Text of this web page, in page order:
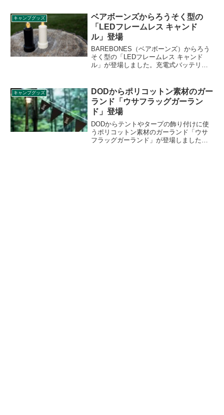
に登場します。各々の商品の詳細をレビ
ューします。
キャンプグッズ
ベアボーンズからろうそく型の
「LEDフレームレス キャンド
ル」登場
BAREBONES（ベアボーンズ）からろう
そく型の「LEDフレームレス キャンド
ル」が登場しました。充電式バッテリー
載しており、湾曲したLEDロープでろう
そくの灯りを再現できます。詳細をレビ
ューします。
キャンプグッズ
DODからポリコットン素材のガー
ランド「ウサフラッグガーラン
ド」登場
DODからテントやタープの飾り付けに使
うポリコットン素材のガーランド「ウサ
フラッグガーランド」が登場しました。